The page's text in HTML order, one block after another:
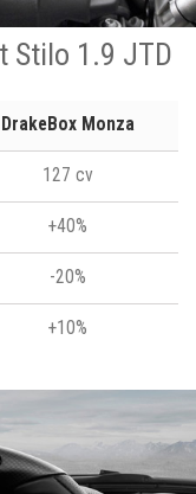
Stilo 1.9 JTD
DrakeBox Monza
127 cv
+40%
-20%
+10%